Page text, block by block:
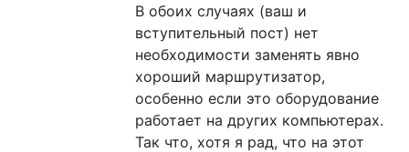
В обоих случаях (ваш и
вступительный пост) нет
необходимости заменять явно
хороший маршрутизатор,
особенно если это оборудование
работает на других компьютерах.
Так что, хотя я рад, что на этот